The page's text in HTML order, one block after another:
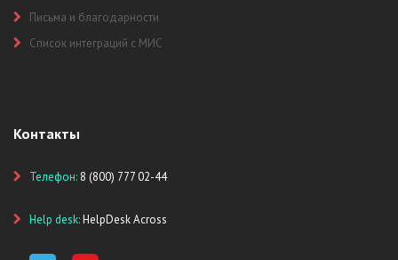
Письма и благодарности
Список интеграций с МИС
Контакты
Телефон: 8 (800) 777 02-44
Help desk:HelpDesk Across